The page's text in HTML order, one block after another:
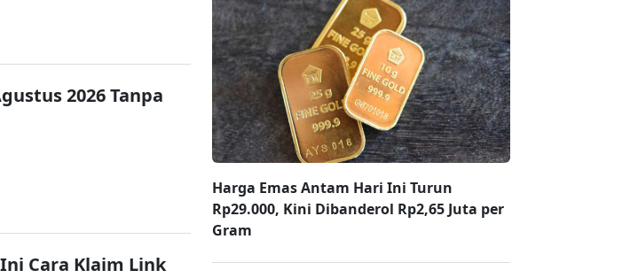
2026 Tanpa
Cara Klaim Link
Harga Emas Antam Hari Ini Turun
Rp29.000, Kini Dibanderol Rp2,65 Juta per
Gram